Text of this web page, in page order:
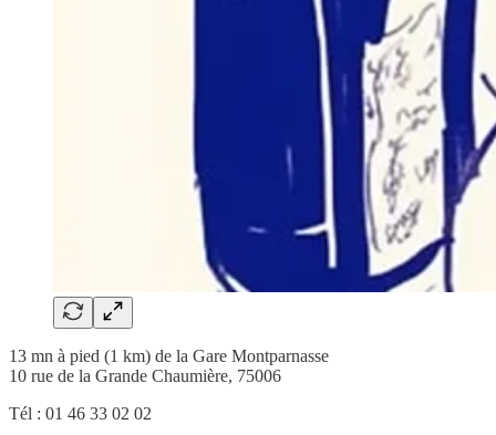
13 mn à pied (1 km) de la Gare Montparnasse
10 rue de la Grande Chaumière, 75006
Tél : 01 46 33 02 02